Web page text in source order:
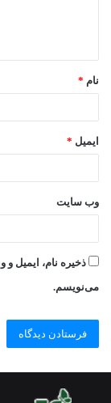
نام *
ایمیل *
وب‌ سایت
ذخیره نام، ایمیل
می‌نویسم.